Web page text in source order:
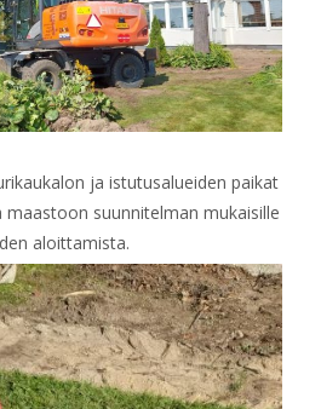
ja istutusalueiden paikat
suunnitelman mukaisille
aloittamista.